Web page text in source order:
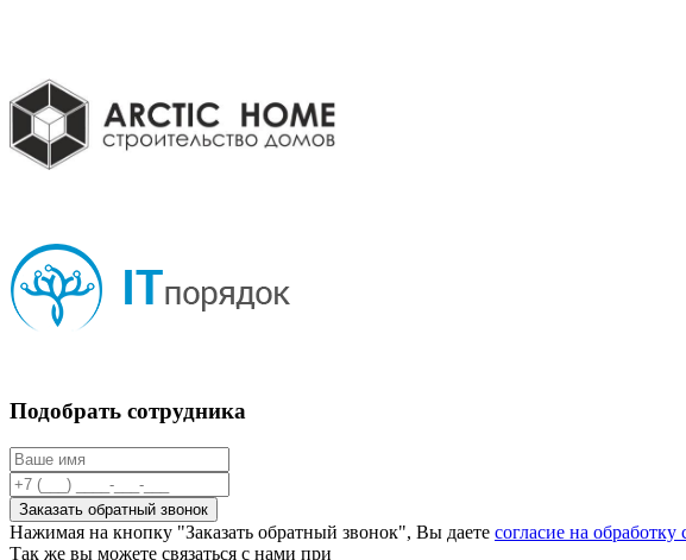
Подобрать сотрудника
Нажимая на кнопку "Заказать обратный звонок", Вы даете согласие на
Так же вы можете связаться с нами при